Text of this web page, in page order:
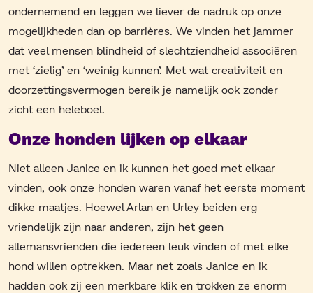
ondernemend en leggen we liever de nadruk op onze
mogelijkheden dan op barrières. We vinden het jammer
dat veel mensen blindheid of slechtziendheid associëren
met ‘zielig’ en ‘weinig kunnen’. Met wat creativiteit en
doorzettingsvermogen bereik je namelijk ook zonder
zicht een heleboel.
Onze honden lijken op elkaar
Niet alleen Janice en ik kunnen het goed met elkaar
vinden, ook onze honden waren vanaf het eerste moment
dikke maatjes. Hoewel Arlan en Urley beiden erg
vriendelijk zijn naar anderen, zijn het geen
allemansvrienden die iedereen leuk vinden of met elke
hond willen optrekken. Maar net zoals Janice en ik
hadden ook zij een merkbare klik en trokken ze enorm